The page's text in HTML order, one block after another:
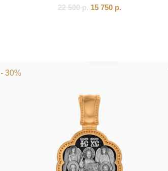
22 500р. 15 750 р.
- 30%